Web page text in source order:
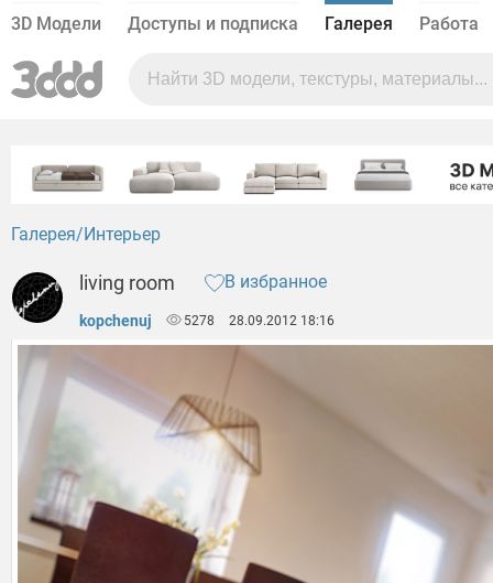
3D Модели Доступы и подписка Галерея Работа
Галерея Интерьер
living room В избранное
kopchenuj 5278 28.09.2012 18:16